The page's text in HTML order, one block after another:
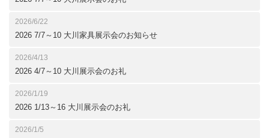
2026/6/22
2026 7/7～10 大川家具展示会のお知らせ
2026/4/13
2026 4/7～10 大川展示会のお礼
2026/1/19
2026 1/13～16 大川展示会のお礼
2026/1/5